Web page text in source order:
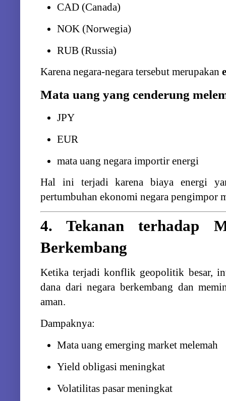
CAD (Canada)
NOK (Norwegia)
RUB (Russia)
Karena negara-negara tersebut merupakan
Mata uang yang cenderung
JPY
EUR
mata uang negara importir energi
Hal ini terjadikarenabiaya energi
pertumbuhan ekonomi negara pengimpor
4.Tekananterhadap
Berkembang
Ketikaterjadikonflik geopolitik besar,
dana darinegaraberkembang dan
aman.
Dampaknya:
Mata uang emerging market melemah
Yield obligasi meningkat
Volatilitas pasar meningkat